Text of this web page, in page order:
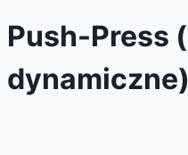
Push-Press
dynamiczne)